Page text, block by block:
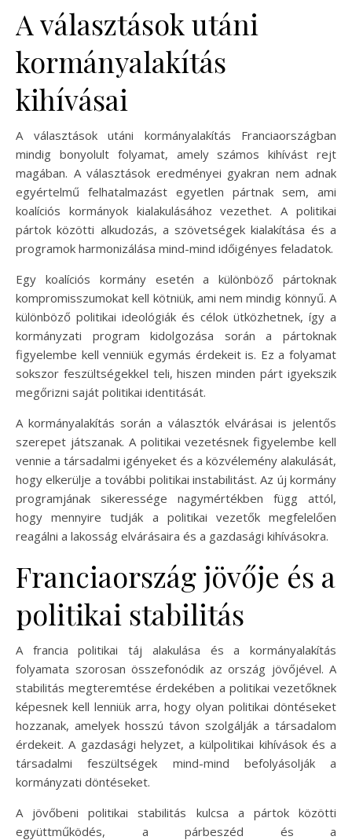
A választások utáni
kormányalakítás
kihívásai
A választások utáni kormányalakítás Franciaországban
mindig bonyolult folyamat, amely számos kihívást rejt
magában. A választások eredményei gyakran nem adnak
egyértelmű felhatalmazást egyetlen pártnak sem, ami
koalíciós kormányok kialakulásához vezethet. A politikai
pártok közötti alkudozás, a szövetségek kialakítása és a
programok harmonizálása mind-mind időigényes feladatok.
Egy koalíciós kormány esetén a különböző pártoknak
kompromisszumokat kell kötniük, ami nem mindig könnyű. A
különböző politikai ideológiák és célok ütközhetnek, így a
kormányzati program kidolgozása során a pártoknak
figyelembe kell venniük egymás érdekeit is. Ez a folyamat
sokszor feszültségekkel teli, hiszen minden párt igyekszik
megőrizni saját politikai identitását.
A kormányalakítás során a választók elvárásai is jelentős
szerepet játszanak. A politikai vezetésnek figyelembe kell
vennie a társadalmi igényeket és a közvélemény alakulását,
hogy elkerülje a további politikai instabilitást. Az új kormány
programjának sikeressége nagymértékben függ attól,
hogy mennyire tudják a politikai vezetők megfelelően
reagálni a lakosság elvárásaira és a gazdasági kihívásokra.
Franciaország jövője és a
politikai stabilitás
A francia politikai táj alakulása és a kormányalakítás
folyamata szorosan összefonódik az ország jövőjével. A
stabilitás megteremtése érdekében a politikai vezetőknek
képesnek kell lenniük arra, hogy olyan politikai döntéseket
hozzanak, amelyek hosszú távon szolgálják a társadalom
érdekeit. A gazdasági helyzet, a külpolitikai kihívások és a
társadalmi feszültségek mind-mind befolyásolják a
kormányzati döntéseket.
A jövőbeni politikai stabilitás kulcsa a pártok közötti
együttműködés, a párbeszéd és a